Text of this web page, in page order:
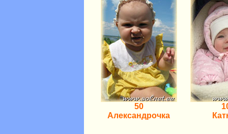
50
Александрочка